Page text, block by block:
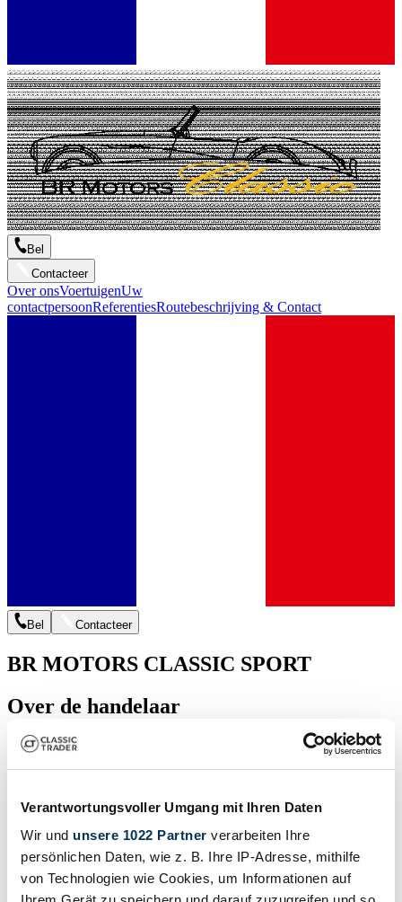
Verantwortungsvoller Umgang mit Ihren Daten
Wir und unsere 1022 Partner verarbeiten Ihre
persönlichen Daten, wie z. B. Ihre IP-Adresse, mithilfe
von Technologien wie Cookies, um Informationen auf
Bel
Contacteer
Over onsVoertuigenUw
contactpersoonReferentiesRoutebeschrijving & Contact
Bel Contacteer
BR MOTORS CLASSIC SPORT
Over de handelaar
Toon minder
Diensten